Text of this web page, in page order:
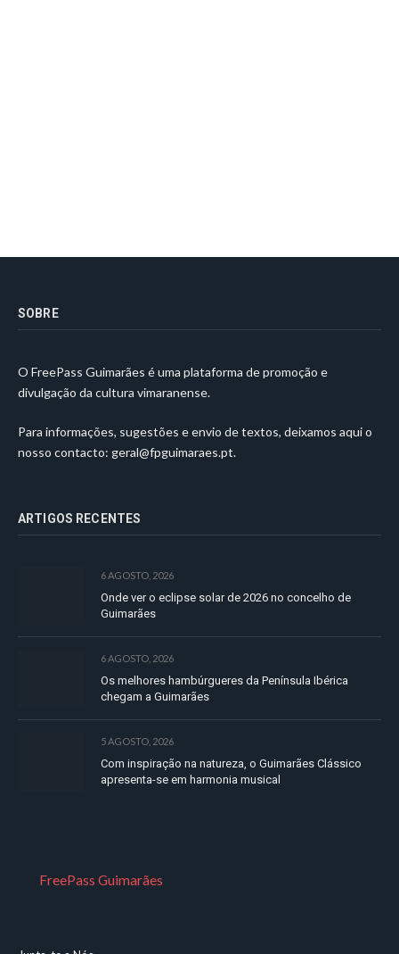
SOBRE
O FreePass Guimarães é uma plataforma de promoção e
divulgação da cultura vimaranense.
Para informações, sugestões e envio de textos, deixamos aqui o
nosso contacto: geral@fpguimaraes.pt.
ARTIGOS RECENTES
6 AGOSTO, 2026
Onde ver o eclipse solar de 2026 no concelho de
Guimarães
6 AGOSTO, 2026
Os melhores hambúrgueres da Península Ibérica
chegam a Guimarães
5 AGOSTO, 2026
Com inspiração na natureza, o Guimarães Clássico
apresenta-se em harmonia musical
FreePass Guimarães